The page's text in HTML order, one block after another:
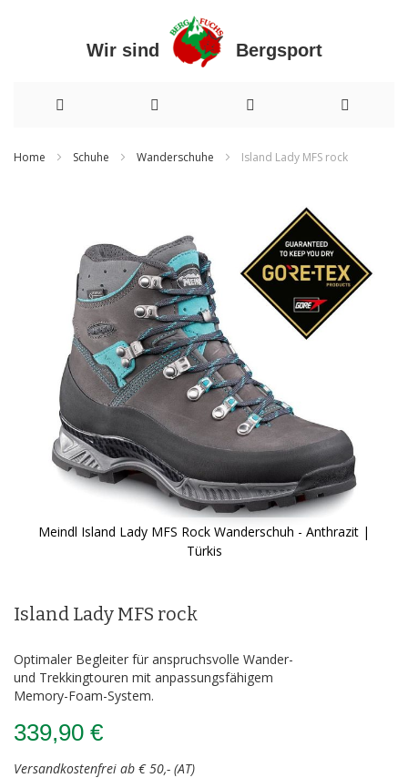
Wir sind Bergsport
Home Schuhe Wanderschuhe Island Lady MFS rock
Meindl Island Lady MFS Rock Wanderschuh - Anthrazit |
Türkis
der
Island Lady MFS rock
Optimaler Begleiter für anspruchsvolle Wander-
und Trekkingtouren mit anpassungsfähigem
Memory-Foam-System.
339,90 €
Versandkostenfrei ab € 50,- (AT)